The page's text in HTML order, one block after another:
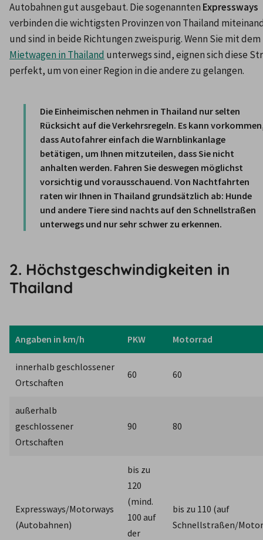
Autobahnen gut ausgebaut. Die sogenannten Expressways
verbinden die wichtigsten Provinzen von Thailand
und sind in beide Richtungen zweispurig. Wenn Sie mit dem
Mietwagen in Thailand unterwegs sind, eignen sich diese
perfekt, um von einer Region in die andere zu gelangen.
Die Einheimischen nehmen in Thailand nur selten
Rücksicht auf die Verkehrsregeln. Es kann
dass Autofahrer einfach die Warnblinkanlage
betätigen, um Ihnen mitzuteilen, dass Sie nicht
anhalten werden. Fahren Sie deswegen möglichst
vorsichtig und vorausschauend. Von Nachtfahrten
raten wir Ihnen in Thailand grundsätzlich ab: Hunde
und andere Tiere sind nachts auf den Schnellstraßen
unterwegs und nur sehr schwer zu erkennen.
2. Höchstgeschwindigkeiten in
Thailand
Angaben in km/h PKW Motorrad
innerhalb geschlossener
Ortschaften
60 60
außerhalb
geschlossener
Ortschaften
90 80
Expressways/Motorways
(Autobahnen)
bis zu
120
(mind.
100 auf
der
bis zu 110 (auf
Schnellstraßen/